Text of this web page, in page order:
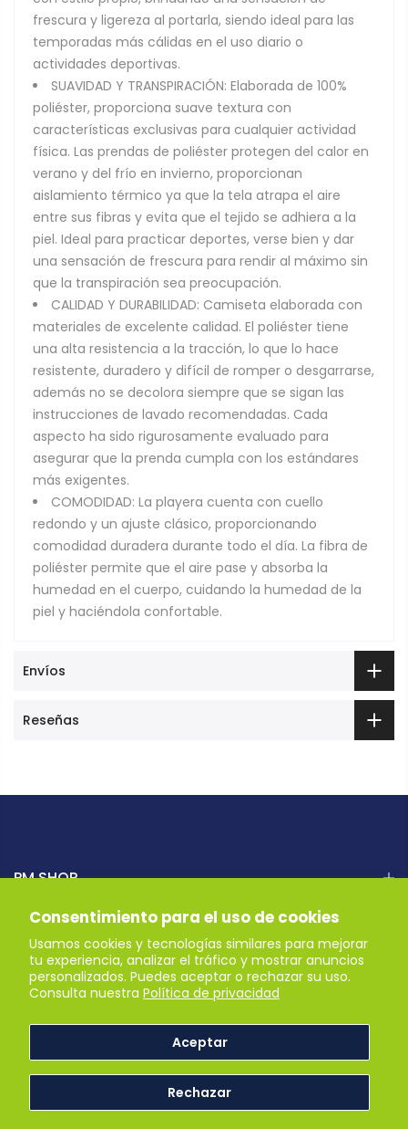
Consentimiento para el uso de cookies
Usamos cookies y tecnologías similares para mejorar
tu experiencia, analizar el tráfico y mostrar anuncios
personalizados. Puedes aceptar o rechazar su uso.
Consulta nuestra Política de privacidad
Aceptar
Rechazar
frescura y ligereza al portarla, siendo ideal para las
temporadas más cálidas en el uso diario o
actividades deportivas.
SUAVIDAD Y TRANSPIRACIÓN: Elaborada de 100%
poliéster, proporciona suave textura con
características exclusivas para cualquier actividad
física. Las prendas de poliéster protegen del calor en
verano y del frío en invierno, proporcionan
aislamiento térmico ya que la tela atrapa el aire
entre sus fibras y evita que el tejido se adhiera a la
piel. Ideal para practicar deportes, verse bien y dar
una sensación de frescura para rendir al máximo sin
que la transpiración sea preocupación.
CALIDAD Y DURABILIDAD: Camiseta elaborada con
materiales de excelente calidad. El poliéster tiene
una alta resistencia a la tracción, lo que lo hace
resistente, duradero y difícil de romper o desgarrarse,
además no se decolora siempre que se sigan las
instrucciones de lavado recomendadas. Cada
aspecto ha sido rigurosamente evaluado para
asegurar que la prenda cumpla con los estándares
más exigentes.
COMODIDAD: La playera cuenta con cuello
redondo y un ajuste clásico, proporcionando
comodidad duradera durante todo el día. La fibra de
poliéster permite que el aire pase y absorba la
humedad en el cuerpo, cuidando la humedad de la
piel y haciéndola confortable.
Envíos
Reseñas
PM SHOP
AYUDA
Recibe nuestras ofertas
Derechos reservados © 2026PM SHOP
Shop.